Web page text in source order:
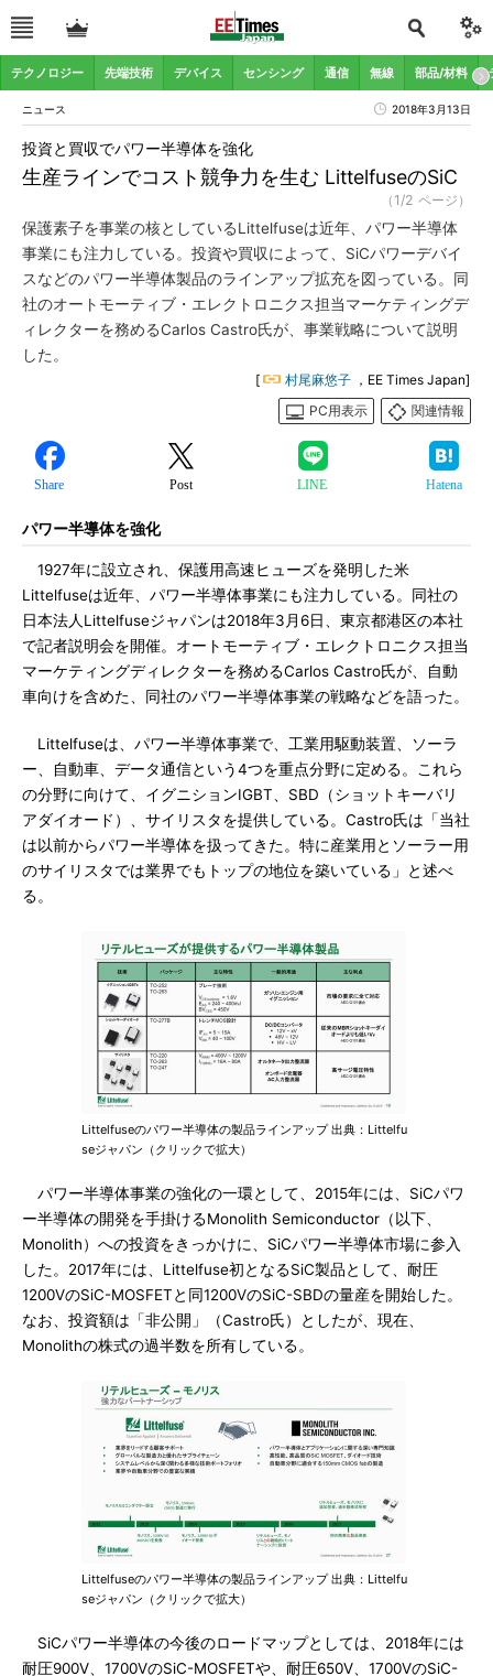
テクノロジー 先端技術 デバイス センシング 通信 無線 部品/材料
ニュース 2018年3月13日
生産ラインでコスト競争力を生む LittelfuseのSiC
投資と買収でパワー半導体を強化
（1/2 ページ）
保護素子を事業の核としているLittelfuseは近年、パワー半導体
事業にも注力している。投資や買収によって、SiCパワーデバイ
スなどのパワー半導体製品のラインアップ拡充を図っている。同
社のオートモーティブ・エレクトロニクス担当マーケティングデ
ィレクターを務めるCarlos Castro氏が、事業戦略について説明
した。
[ 村尾麻悠子 ，EE Times Japan]
PC用表示
関連情報
Share Post LINE Hatena
パワー半導体を強化
1927年に設立され、保護用高速ヒューズを発明した米
Littelfuseは近年、パワー半導体事業にも注力している。同社の
日本法人Littelfuseジャパンは2018年3月6日、東京都港区の本社
で記者説明会を開催。オートモーティブ・エレクトロニクス担当
マーケティングディレクターを務めるCarlos Castro氏が、自動
車向けを含めた、同社のパワー半導体事業の戦略などを語った。
Littelfuseは、パワー半導体事業で、工業用駆動装置、ソーラ
ー、自動車、データ通信という4つを重点分野に定める。これら
の分野に向けて、イグニションIGBT、SBD（ショットキーバリ
アダイオード）、サイリスタを提供している。Castro氏は「当社
は以前からパワー半導体を扱ってきた。特に産業用とソーラー用
のサイリスタでは業界でもトップの地位を築いている」と述べ
る。
Littelfuseのパワー半導体の製品ラインアップ 出典：Littelfu
seジャパン（クリックで拡大）
パワー半導体事業の強化の一環として、2015年には、SiCパワ
ー半導体の開発を手掛けるMonolith Semiconductor（以下、
Monolith）への投資をきっかけに、SiCパワー半導体市場に参入
した。2017年には、Littelfuse初となるSiC製品として、耐圧
1200VのSiC-MOSFETと同1200VのSiC-SBDの量産を開始した。
なお、投資額は「非公開」（Castro氏）としたが、現在、
Monolithの株式の過半数を所有している。
Littelfuseのパワー半導体の製品ラインアップ 出典：Littelfu
seジャパン（クリックで拡大）
SiCパワー半導体の今後のロードマップとしては、2018年には
耐圧900V、1700VのSiC-MOSFETや、耐圧650V、1700VのSiC-